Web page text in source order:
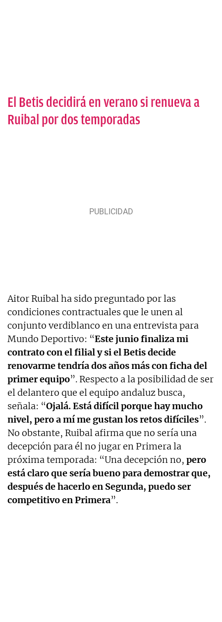
El Betis decidirá en verano si renueva a
Ruibal por dos temporadas
Aitor Ruibal ha sido preguntado por las
condiciones contractuales que le unen al
conjunto verdiblanco en una entrevista para
Mundo Deportivo: “Este junio finaliza mi
contrato con el filial y si el Betis decide
renovarme tendría dos años más con ficha del
primer equipo”. Respecto a la posibilidad de ser
el delantero que el equipo andaluz busca,
señala: “Ojalá. Está difícil porque hay mucho
nivel, pero a mí me gustan los retos difíciles”.
No obstante, Ruibal afirma que no sería una
decepción para él no jugar en Primera la
próxima temporada: “Una decepción no, pero
está claro que sería bueno para demostrar que,
después de hacerlo en Segunda, puedo ser
competitivo en Primera”.